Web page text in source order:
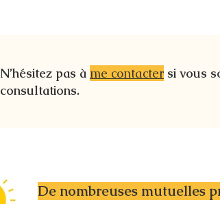
N’hésitez pas à me contacter si vous
consultations.
De nombreuses mutuelles